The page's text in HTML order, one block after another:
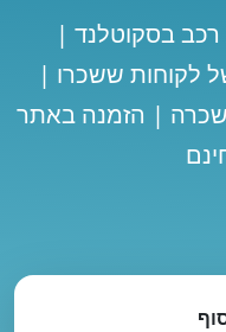
בסקוטלנד |
לקוחות ששכרו |
24 חברות השכרה | הזמנה באתר